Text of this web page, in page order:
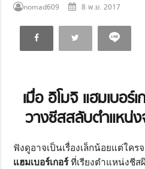
nomad609 8 พ.ย. 2017
เมื่อ อิโมจิ แฮมเบอร์
วางชีสสลับตำแหน่
ฟังดูอาจเป็นเรื่องเล็กน้อยแต่ใคร
แฮมเบอร์เกอร์ที่เรียงตำแหน่งชีส